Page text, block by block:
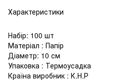
Характеристики
Набір: 100 шт
Матеріал : Папір
Діаметр: 10 см
Упаковка : Термоусадка
Країна виробник : К.Н.Р